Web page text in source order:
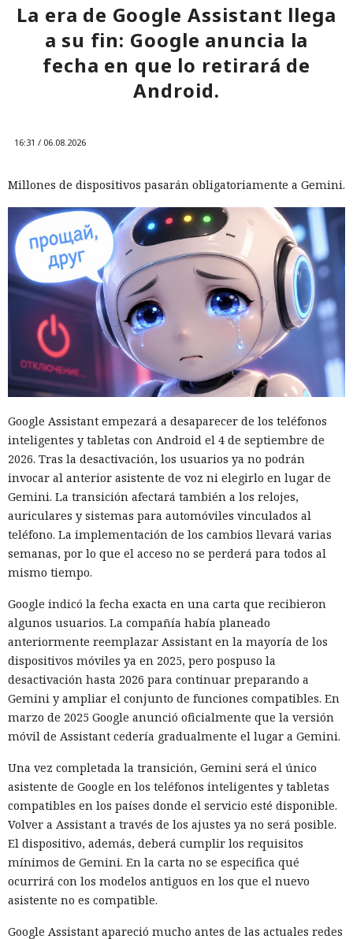
La era de Google Assistant llega
a su fin: Google anuncia la
fecha en que lo retirará de
Android.
16:31 / 06.08.2026
Millones de dispositivos pasarán obligatoriamente a Gemini.
Google Assistant empezará a desaparecer de los teléfonos
inteligentes y tabletas con Android el 4 de septiembre de
2026. Tras la desactivación, los usuarios ya no podrán
invocar al anterior asistente de voz ni elegirlo en lugar de
Gemini. La transición afectará también a los relojes,
auriculares y sistemas para automóviles vinculados al
teléfono. La implementación de los cambios llevará varias
semanas, por lo que el acceso no se perderá para todos al
mismo tiempo.
Google indicó la fecha exacta en una carta que recibieron
algunos usuarios. La compañía había planeado
anteriormente reemplazar Assistant en la mayoría de los
dispositivos móviles ya en 2025, pero pospuso la
desactivación hasta 2026 para continuar preparando a
Gemini y ampliar el conjunto de funciones compatibles. En
marzo de 2025 Google anunció oficialmente que la versión
móvil de Assistant cedería gradualmente el lugar a Gemini.
Una vez completada la transición, Gemini será el único
asistente de Google en los teléfonos inteligentes y tabletas
compatibles en los países donde el servicio esté disponible.
Volver a Assistant a través de los ajustes ya no será posible.
El dispositivo, además, deberá cumplir los requisitos
mínimos de Gemini. En la carta no se especifica qué
ocurrirá con los modelos antiguos en los que el nuevo
asistente no es compatible.
Google Assistant apareció mucho antes de las actuales redes